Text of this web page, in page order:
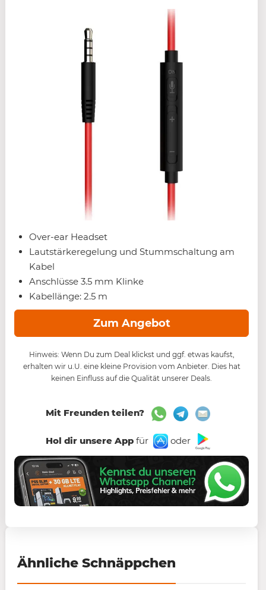
Over-ear Headset
Lautstärkeregelung und Stummschaltung am
Kabel
Anschlüsse 3.5 mm Klinke
Kabellänge: 2.5 m
Zum Angebot
Hinweis: Wenn Du zum Deal klickst und ggf. etwas kaufst,
erhalten wir u.U. eine kleine Provision vom Anbieter. Dies hat
keinen Einfluss auf die Qualität unserer Deals.
Mit Freunden teilen?
Hol dir unsere Appfür oder
Ähnliche Schnäppchen